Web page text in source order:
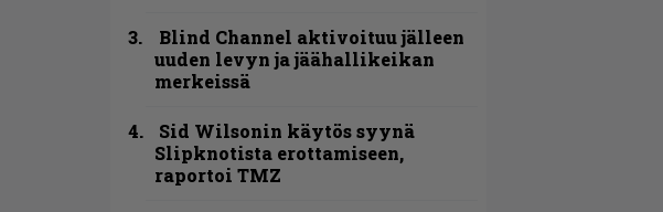
Blind Channel aktivoituu jälleen
uuden levyn ja jäähallikeikan
merkeissä
Sid Wilsonin käytös syynä
Slipknotista erottamiseen,
raportoi TMZ